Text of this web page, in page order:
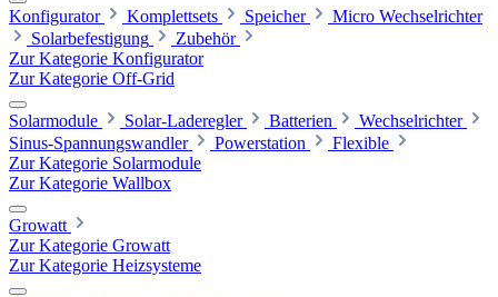
Konfigurator Komplettsets Speicher
Micro Wechselrichter
Solarbefestigung
Zubehör
Zur Kategorie Konfigurator
Zur Kategorie Off-Grid
Solarmodule Solar-Laderegler Batterien
Wechselrichter
Sinus-Spannungswandler
Powerstation
Flexible
Zur Kategorie Solarmodule
Zur Kategorie Wallbox
Growatt
Zur Kategorie Growatt
Zur Kategorie Heizsysteme